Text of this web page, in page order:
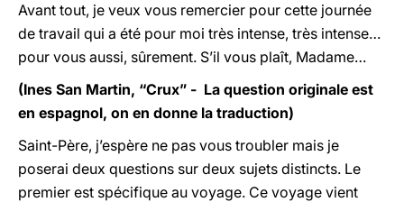
Avant tout, je veux vous remercier pour cette journée
de travail qui a été pour moi très intense, très intense…
pour vous aussi, sûrement. S’il vous plaît, Madame…
(Ines San Martin, “Crux” - La question originale est
en espagnol, on en donne la traduction)
Saint-Père, j’espère ne pas vous troubler mais je
poserai deux questions sur deux sujets distincts. Le
premier est spécifique au voyage. Ce voyage vient